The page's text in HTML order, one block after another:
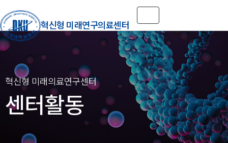
Toggle navigation
혁신형 미래연구의료센터
센터활동